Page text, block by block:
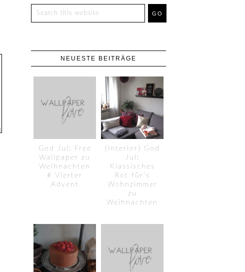
NEUESTE BEITRÄGE
God Jul: Free
Wallpaper zu
Weihnachten
# Vierter
Advent
{Interior} God
Jul:
Klassisches
Rot für’s
Wohnzimmer
zu
Weihnachten